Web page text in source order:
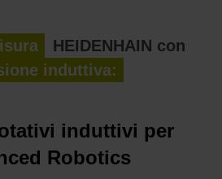
HEIDENHAIN con
induttiva:
induttivi per
Robotics